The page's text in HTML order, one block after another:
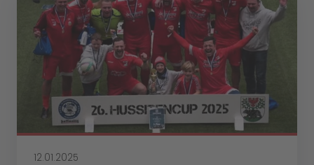
12.01.2025